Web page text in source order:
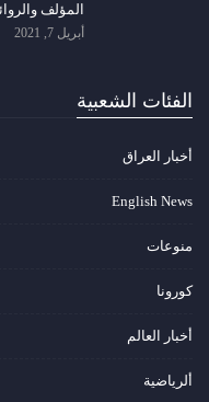
المؤلف
أبريل 7, 2021
الفئات الشعبية
أخبار العراق
English News
منوعات
كورونا
أخبار العالم
ألرياضية